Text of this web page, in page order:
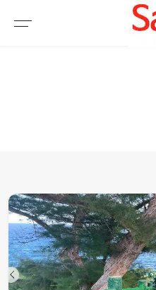
여행정보
생활정보